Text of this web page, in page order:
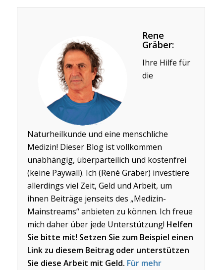
Rene
Gräber:
Ihre Hilfe für
die
Naturheilkunde und eine menschliche
Medizin! Dieser Blog ist vollkommen
unabhängig, überparteilich und kostenfrei
(keine Paywall). Ich (René Gräber) investiere
allerdings viel Zeit, Geld und Arbeit, um
ihnen Beiträge jenseits des „Medizin-
Mainstreams“ anbieten zu können. Ich freue
mich daher über jede Unterstützung! Helfen
Sie bitte mit! Setzen Sie zum Beispiel einen
Link zu diesem Beitrag oder unterstützen
Sie diese Arbeit mit Geld. Für mehr